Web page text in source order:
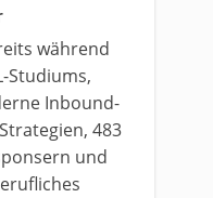
während
Studiums,
Inbound-
483
und